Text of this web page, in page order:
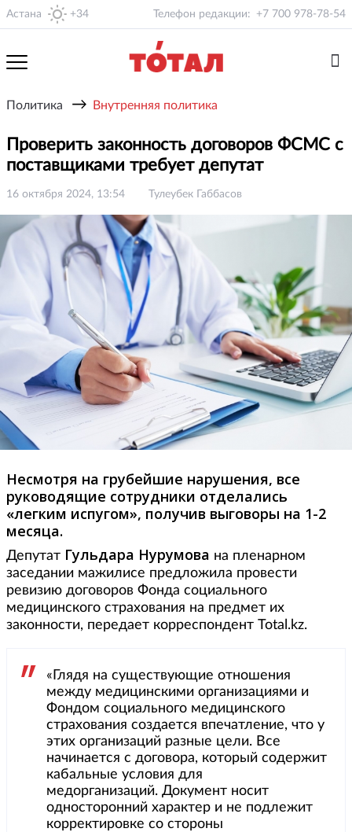
Астана +34 Телефон редакции: +7 700 978-78-54
Политика → Внутренняя политика
Проверить законность договоров ФСМС с
поставщиками требует депутат
16 октября 2024, 13:54 Тулеубек Габбасов
Несмотря на грубейшие нарушения, все
руководящие сотрудники отделались
«легким испугом», получив выговоры на 1-2
месяца.
Депутат Гульдара Нурумова на пленарном
заседании мажилисе предложила провести
ревизию договоров Фонда социального
медицинского страхования на предмет их
законности, передает корреспондент Total.kz.
«Глядя на существующие отношения
между медицинскими организациями и
Фондом социального медицинского
страхования создается впечатление, что у
этих организаций разные цели. Все
начинается с договора, который содержит
кабальные условия для
медорганизаций. Документ носит
односторонний характер и не подлежит
корректировке со стороны